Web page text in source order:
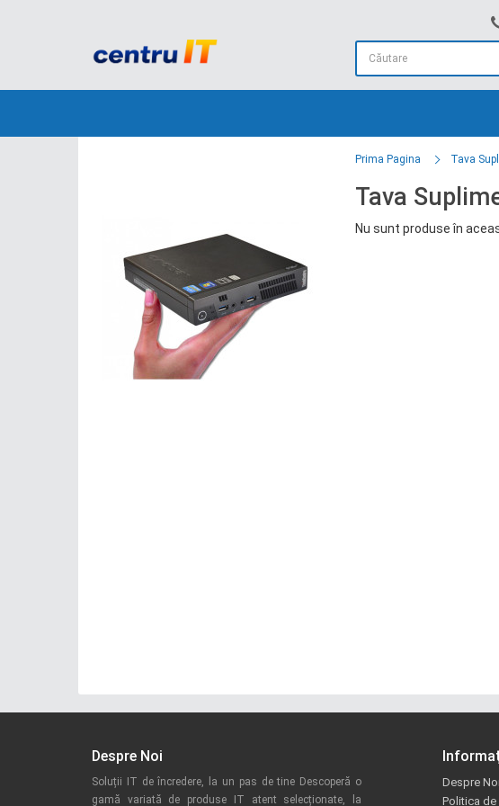
Prima Pagina Tava
Tava
Nu sunt produse în
Despre Noi
Soluții IT de încredere, la un pas de tine Descoperă o
gamă variată de produse IT atent selecționate, la
Despre Noi
Politica